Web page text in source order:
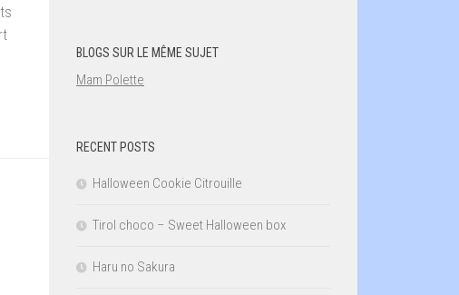
BLOGS SUR LE MÊME SUJET
Mam Polette
RECENT POSTS
Halloween Cookie Citrouille
Tirol choco – Sweet Halloween box
Haru no Sakura